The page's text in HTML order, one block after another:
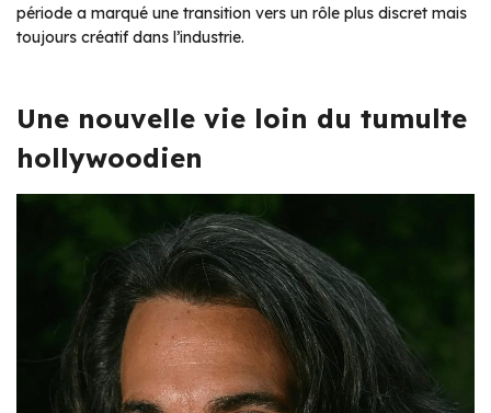
période a marqué une transition vers un rôle plus discret mais
toujours créatif dans l’industrie.
Une nouvelle vie loin du tumulte
hollywoodien